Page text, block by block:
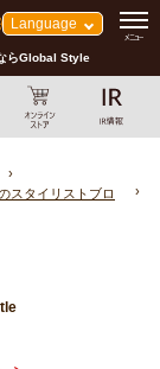
Language
らGlobal Style
スタイリストブロ